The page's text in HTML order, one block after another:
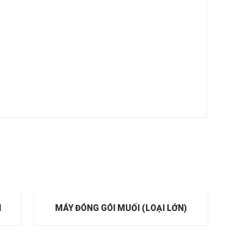
MÁY ĐÓNG GÓI MUỐI (LOẠI LỚN)